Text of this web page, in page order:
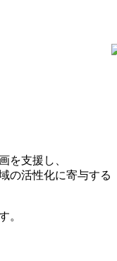
を支援し、
の活性化に寄与する
。